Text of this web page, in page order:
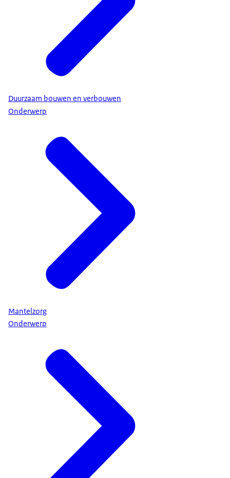
Duurzaam bouwen en verbouwen
Onderwerp
Mantelzorg
Onderwerp